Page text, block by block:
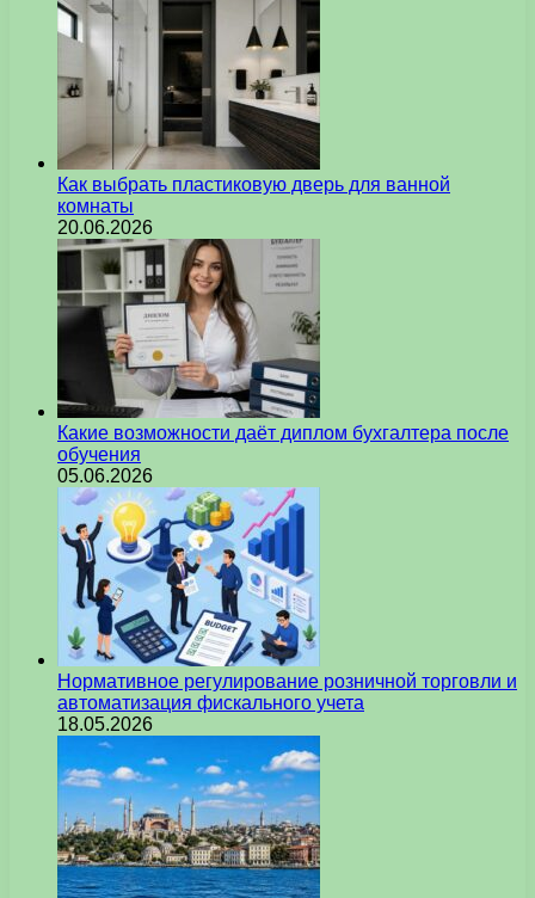
Как выбрать пластиковую дверь для ванной
комнаты
20.06.2026
Какие возможности даёт диплом бухгалтера после
обучения
05.06.2026
Нормативное регулирование розничной торговли и
автоматизация фискального учета
18.05.2026